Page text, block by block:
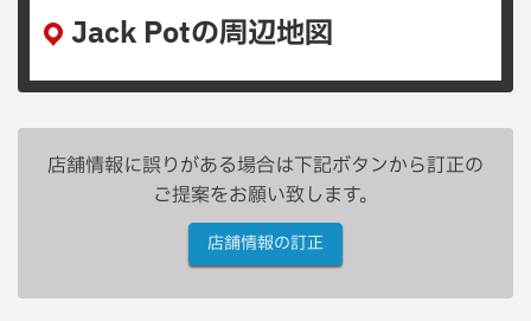
Jack Potの周辺地図
店舗情報に誤りがある場合は下記ボタンから訂正の
ご提案をお願い致します。
店舗情報の訂正